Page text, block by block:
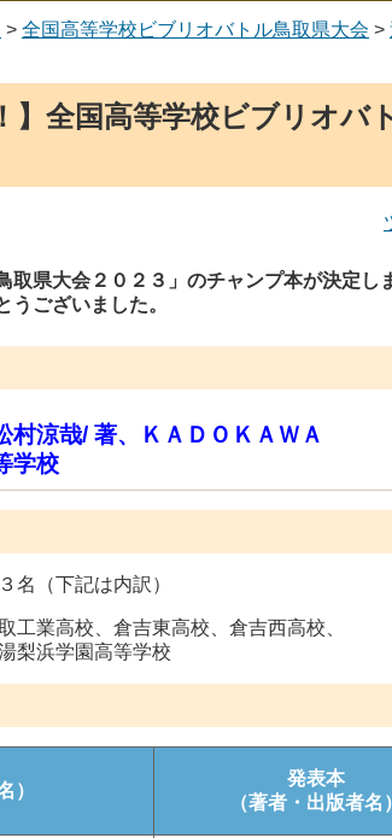
> 全国高等学校ビブリオバトル鳥取県大会 >
】全国高等学校ビブリオバ
取県大会２０２３」のチャンプ本が決定し
うございました。
村涼哉/ 著、ＫＡＤＯＫＡＷＡ
学校
（下記は内訳）
業高校、倉吉東高校、倉吉西高校、
浜学園高等学校
）
発表本
（著者・出版者名）